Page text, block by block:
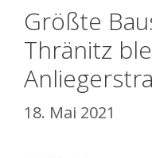
Größte
Thränitz
18. Mai 2021